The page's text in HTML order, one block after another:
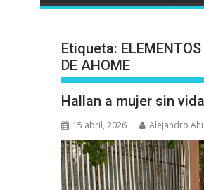
Etiqueta:
DE AHOME
Hallan a mujer sin
15 abril, 2026 Alejandro